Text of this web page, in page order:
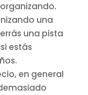
una
una pista
estás
en general